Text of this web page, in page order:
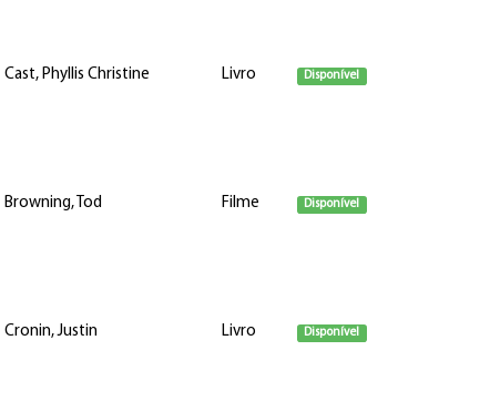
Cast, Phyllis Christine Livro Disponível
Browning, Tod Filme Disponível
Cronin, Justin Livro Disponível